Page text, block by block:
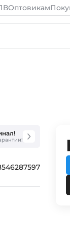
Оптовикам